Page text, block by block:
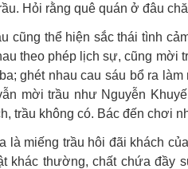
Hỏi rằng quê quán ở đâu
cũng thể hiện sắc thái tình
theo phép lịch sự, cũng mời
ghét nhau cau sáu bổ ra
mời trầu như Nguyễn
trầu không có. Bác đến chơi
là miếng trầu hôi đãi khách
khác thường, chất chứa đầy